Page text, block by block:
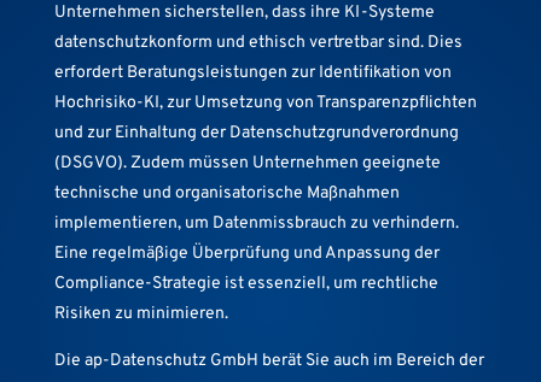
Unternehmen sicherstellen, dass ihre KI-Systeme
datenschutzkonform und ethisch vertretbar sind. Dies
erfordert Beratungsleistungen zur Identifikation von
Hochrisiko-KI, zur Umsetzung von Transparenzpflichten
und zur Einhaltung der Datenschutzgrundverordnung
(DSGVO). Zudem müssen Unternehmen geeignete
technische und organisatorische Maßnahmen
implementieren, um Datenmissbrauch zu verhindern.
Eine regelmäßige Überprüfung und Anpassung der
Compliance-Strategie ist essenziell, um rechtliche
Risiken zu minimieren.
Die ap-Datenschutz GmbH berät Sie auch im Bereich der